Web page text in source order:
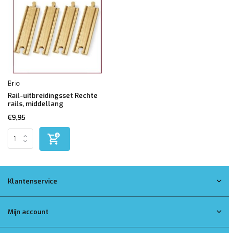
Brio
Rail-uitbreidingsset Rechte
rails, middellang
€9,95
Klantenservice
Mijn account